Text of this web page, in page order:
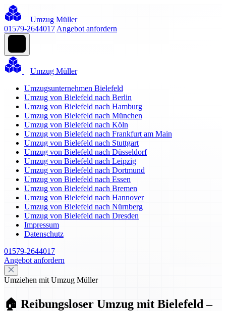
Umzug Müller
01579-2644017 Angebot anfordern
Umzug Müller
Umzugsunternehmen Bielefeld
Umzug von Bielefeld nach Berlin
Umzug von Bielefeld nach Hamburg
Umzug von Bielefeld nach München
Umzug von Bielefeld nach Köln
Umzug von Bielefeld nach Frankfurt am Main
Umzug von Bielefeld nach Stuttgart
Umzug von Bielefeld nach Düsseldorf
Umzug von Bielefeld nach Leipzig
Umzug von Bielefeld nach Dortmund
Umzug von Bielefeld nach Essen
Umzug von Bielefeld nach Bremen
Umzug von Bielefeld nach Hannover
Umzug von Bielefeld nach Nürnberg
Umzug von Bielefeld nach Dresden
Impressum
Datenschutz
01579-2644017
Angebot anfordern
Umziehen mit Umzug Müller
🏠 Reibungsloser Umzug mit Bielefeld –